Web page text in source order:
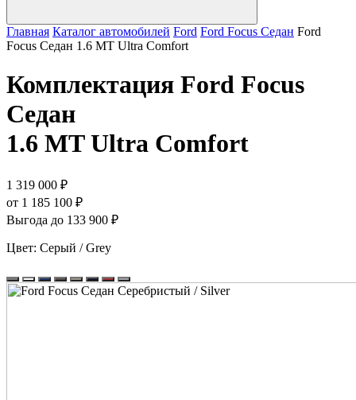
Главная Каталог автомобилей Ford Ford Focus Седан Ford
Focus Седан 1.6 MT Ultra Comfort
Комплектация Ford Focus
Седан
1.6 MT Ultra Comfort
1 319 000 ₽
от 1 185 100 ₽
Выгода до 133 900 ₽
Цвет: Серый / Grey